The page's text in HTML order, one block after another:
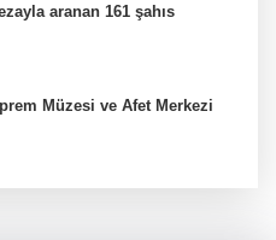
aranan 161 şahıs
Müzesi ve Afet Merkezi